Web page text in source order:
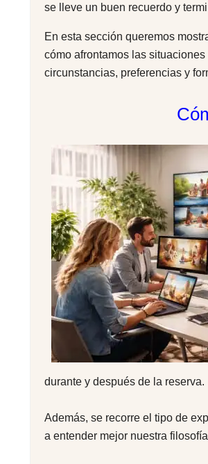
se lleve un buen recuerdo y
En esta sección queremos
cómo afrontamos las
circunstancias, preferencias y
durante y después de la reserva.
Además, se recorre el tipo de
a entender mejor nuestra